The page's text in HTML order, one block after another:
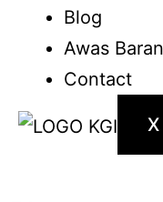
Blog
Awas
Contact
X